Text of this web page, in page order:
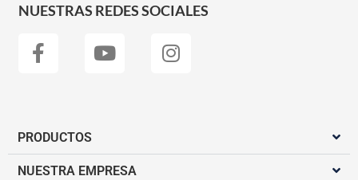
NUESTRAS REDES SOCIALES
PRODUCTOS
NUESTRA EMPRESA